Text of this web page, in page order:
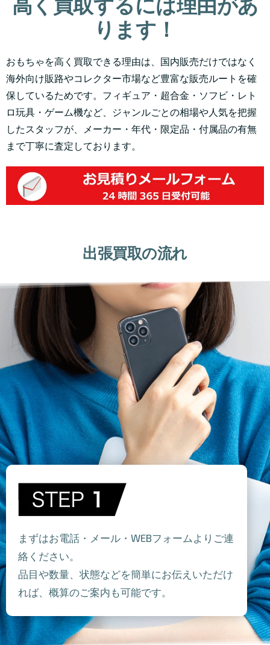
ります！
おもちゃを高く買取できる理由は、国内販売だけではなく
海外向け販路やコレクター市場など豊富な販売ルートを確
保しているためです。フィギュア・超合金・ソフビ・レト
ロ玩具・ゲーム機など、ジャンルごとの相場や人気を把握
したスタッフが、メーカー・年代・限定品・付属品の有無
まで丁寧に査定しております。
出張買取の流れ
まずはお電話・メール・WEBフォームよりご連
絡ください。
品目や数量、状態などを簡単にお伝えいただけ
れば、概算のご案内も可能です。